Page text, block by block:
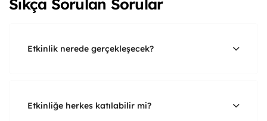
Sıkça Sorulan Sorular
Etkinlik nerede gerçekleşecek?
Etkinliğe herkes katılabilir mi?